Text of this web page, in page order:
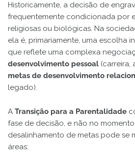
Historicamente, a decisão de
frequentemente condicionada por
religiosas ou biológicas. Na
ela é, primariamente, uma escolha
que reflete uma complexa
desenvolvimento pessoal (carreira,
metas de desenvolvimento
legado).
A Transição para a Parentalidade
fase de decisão, e não no
desalinhamento de metas pode se
áreas: